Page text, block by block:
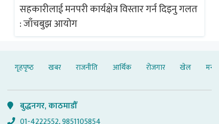
सहकारीलाई मनपरी कार्यक्षेत्र विस्तार गर्न दिइनु गलत
: जाँचबुझ आयोग
गृहपृष्‍ठ खबर राजनीति आर्थिक रोजगार खेल
बुद्धनगर, काठमाडौँ